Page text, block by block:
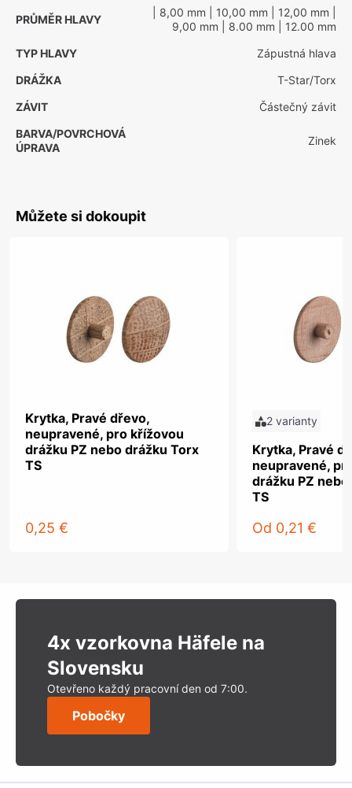
PRŮMĚR HLAVY
| 8,00 mm | 10,00 mm | 12,00 mm
9,00 mm | 8.00 mm | 12.00 mm
TYP HLAVY
Zápustná hlava
DRÁŽKA
T-Star/Torx
ZÁVIT
Částečný závit
BARVA/POVRCHOVÁ
ÚPRAVA
Zinek
Můžete si dokoupit
Krytka, Pravé dřevo,
neupravené, pro křížovou
drážku PZ nebo drážku Torx
TS
0,25 €
2 varianty
Krytka, Pravé
neupravené,
drážku PZ
TS
Od 0,21 €
4x vzorkovna Häfele na
Slovensku
Otevřeno každý pracovní den od 7:00.
Pobočky